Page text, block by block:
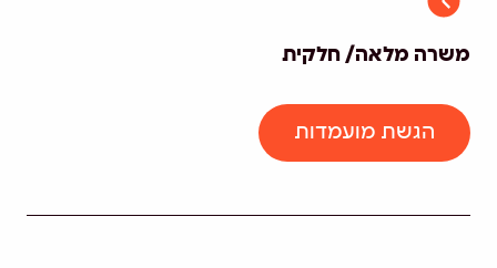
משרה מלאה/ חלקית
הגשת מועמדות